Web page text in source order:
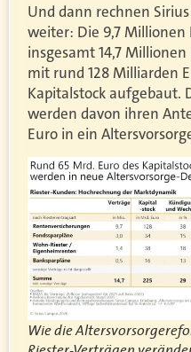
Und dann rechnen
weiter: Die 9,7
insgesamt 14,7
mit rund 128 Milliarden
Kapitalstock aufgebaut.
werden davon ihren
Euro in ein
Wie die